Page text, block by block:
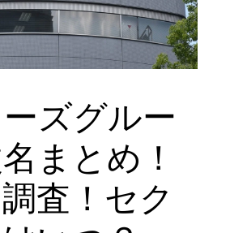
ズグルー
まとめ！
査！セク